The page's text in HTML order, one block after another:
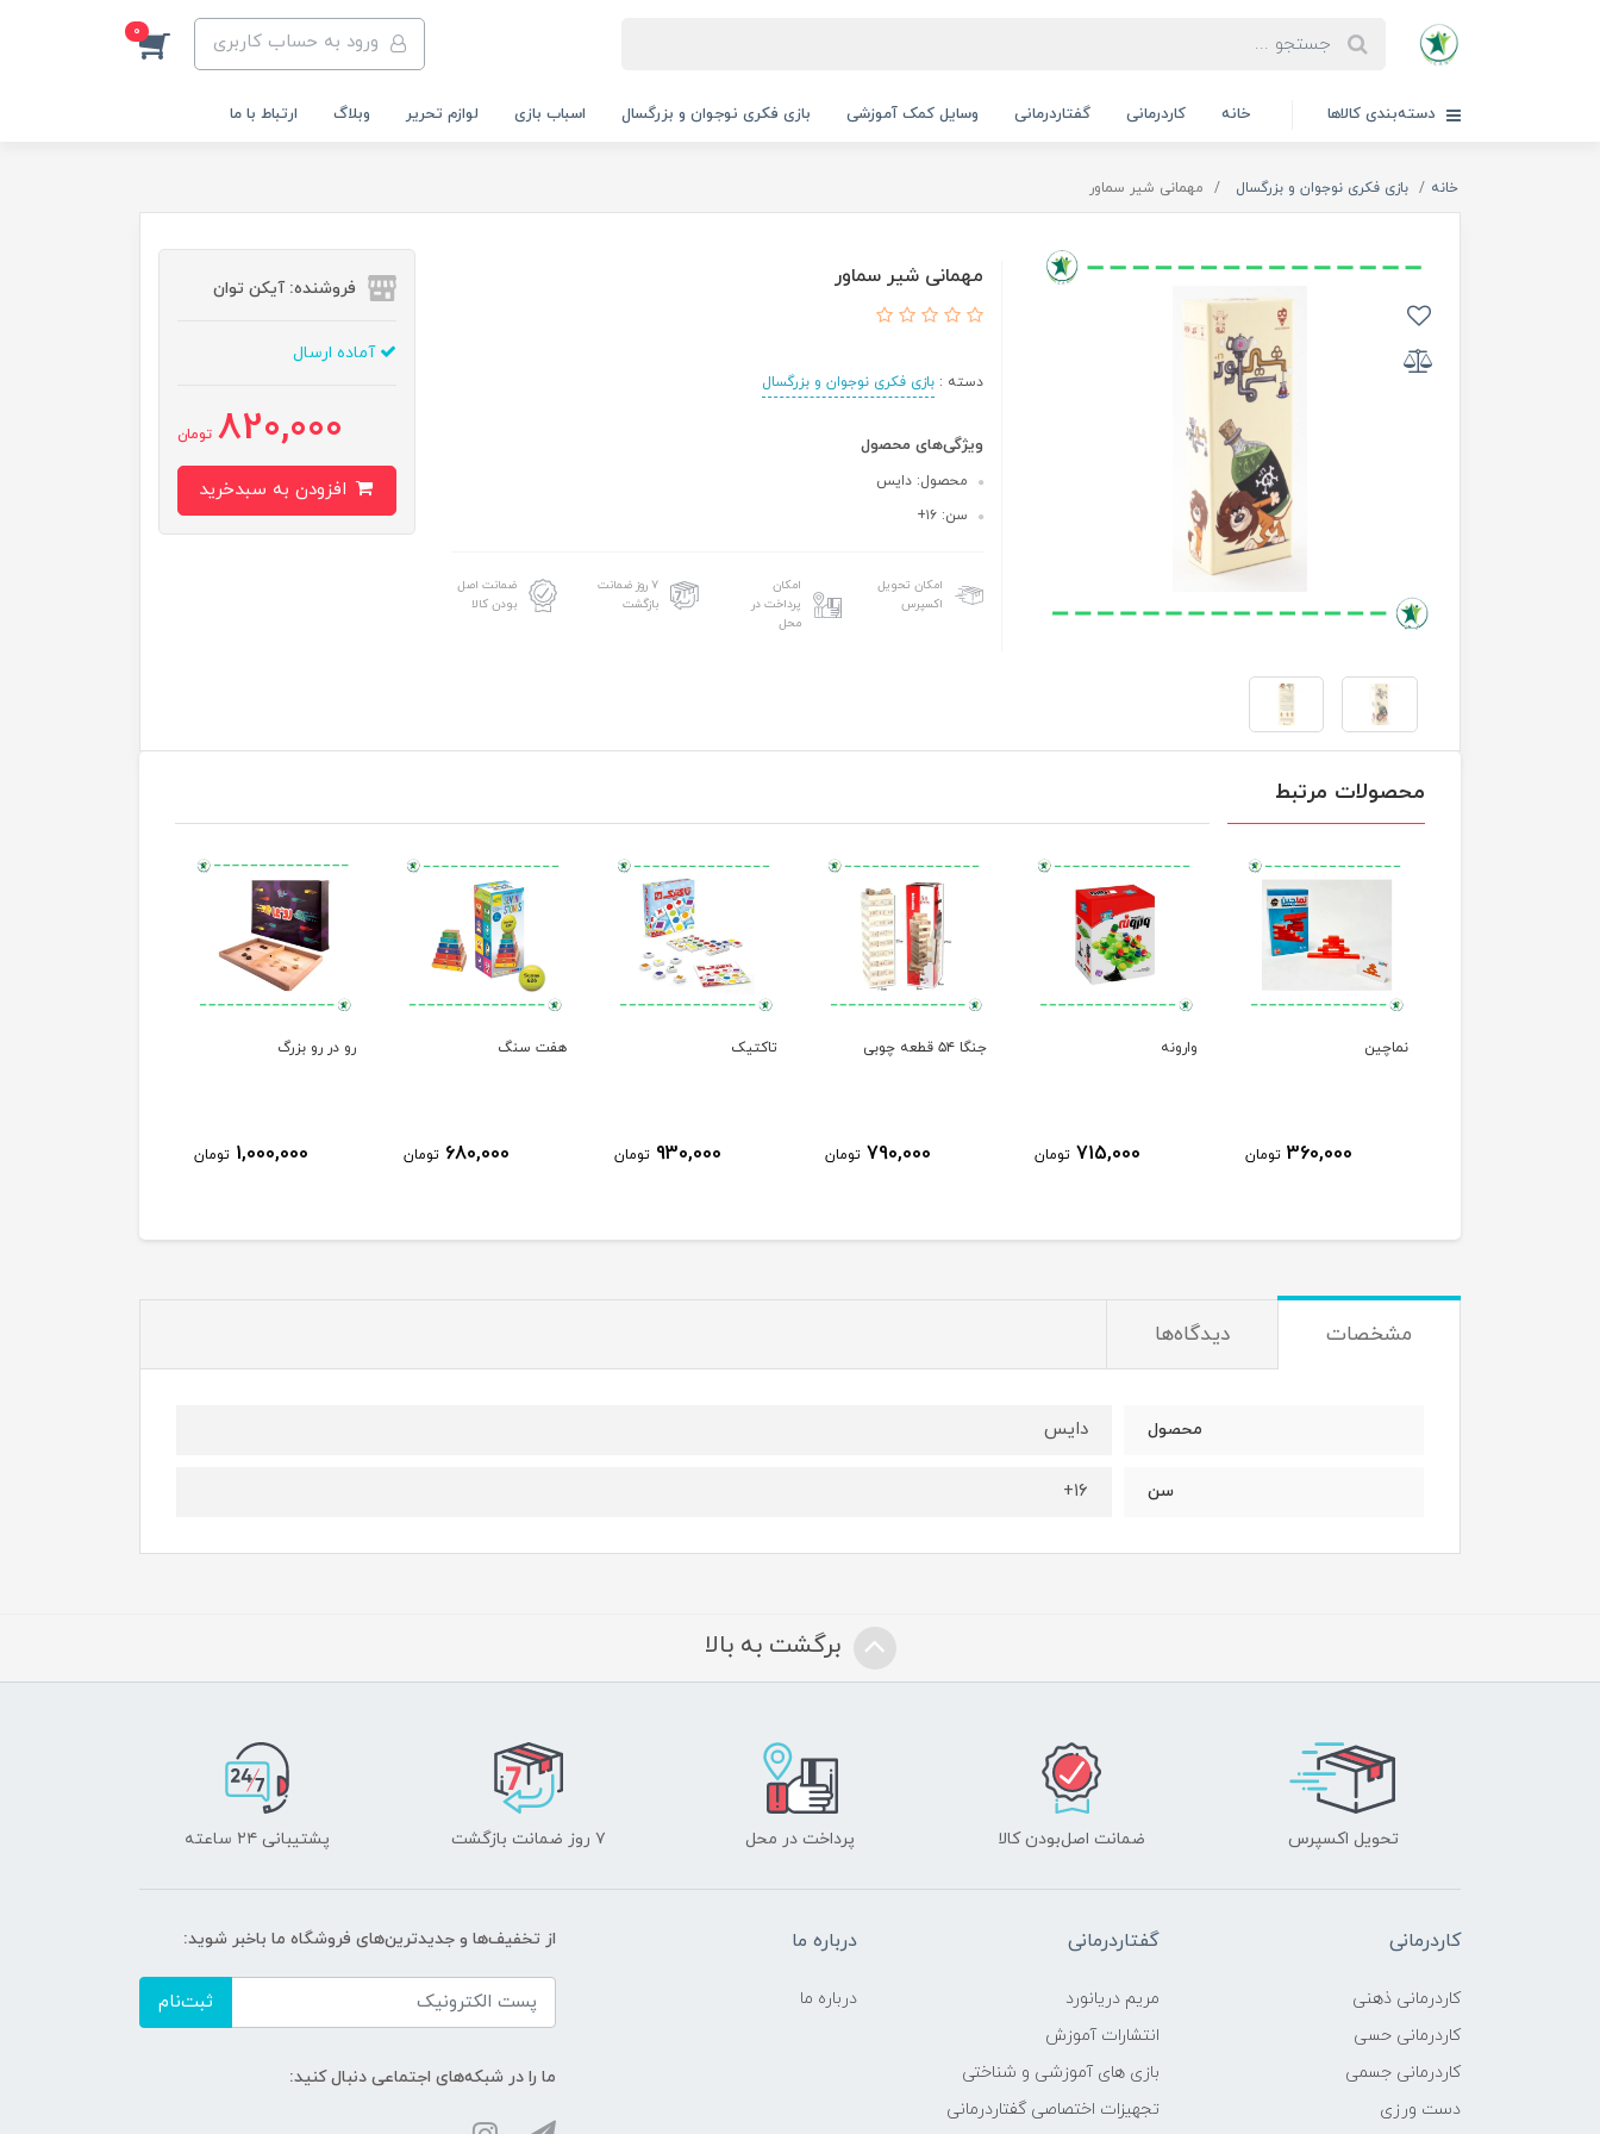
ورود به حساب کاربری 0
دسته‌بندی کالاها خانه کاردرمانی گفتاردرمانی وسایل کمک آموزشی بازی فکری نوجوان و بزرگسال اسباب بازی لوازم تحریر وبلاگ ارتباط با ما
خانه بازی فکری نوجوان و بزرگسال مهمانی شیر سماور
مهمانی شیر سماور
دسته :بازی فکری نوجوان و بزرگسال
ویژگی‌های محصول
محصول: دایس
سن: ۱۶+
امکان تحویل
اکسپرس
امکان
پرداخت در
محل
۷ روز ضمانت
بازگشت
ضمانت اصل
بودن کالا
فروشنده: آیکن توان
آماده ارسال
820,000 تومان
محصولات مرتبط
نماچین
360,000 تومان
وارونه
715,000 تومان
جنگا ۵۴ قطعه چوبی
790,000 تومان
تاکتیک
930,000 تومان
هفت سنگ
680,000 تومان
رو در رو بزرگ
1,000,000 تومان
مشخصات دیدگاه‌ها
محصول دایس
سن ۱۶+
برگشت به بالا
تحویل اکسپرس ضمانت اصل‌بودن کالا پرداخت در محل ۷ روز ضمانت بازگشت پشتیبانی ۲۴ ساعته
کاردرمانی
کاردرمانی ذهنی
کاردرمانی حسی
کاردرمانی جسمی
دست ورزی
گفتاردرمانی
مریم دریانورد
انتشارات آموزش
بازی های آموزشی و شناختی
تجهیزات اختصاصی گفتاردرمانی
درباره ما
درباره ما
از تخفیف‌ها و جدیدترین‌های فروشگاه ما باخبر شوید:
ثبت‌نام
ما را در شبکه‌های اجتماعی دنبال کنید: